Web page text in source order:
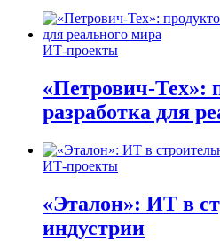
ИТ-проекты
«Петрович-Тех»:
разработка для
ИТ-проекты
«Эталон»: ИТ в
индустрии